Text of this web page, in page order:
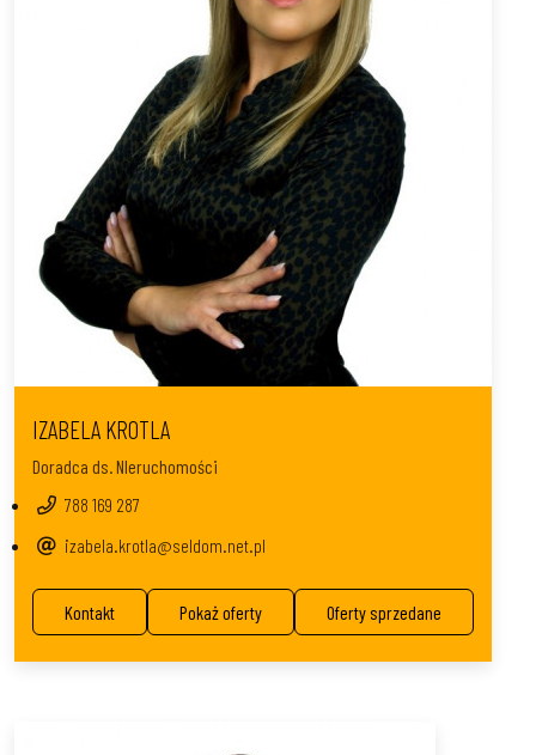
IZABELA KROTLA
Doradca ds. NIeruchomości
788 169 287
izabela.krotla@seldom.net.pl
Kontakt Pokaż oferty Oferty sprzedane